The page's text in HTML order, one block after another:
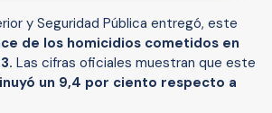
y Seguridad Pública entregó, este
de los homicidios cometidos en
Las cifras oficiales muestran que este
un 9,4 por ciento respecto a